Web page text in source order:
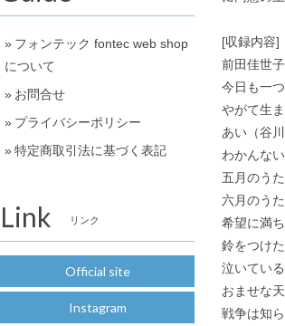
[収録内容]
前田佳世子
今日も一
やがて生
あい（谷
わかんな
五月のう
六月のう
希望に満
鈴をつけ
泣いてい
おませな
戦争は知
フォンテック fontec web shop
について
お問合せ
プライバシーポリシー
特定商取引法に基づく表記
Link リンク
Official site
Instagram